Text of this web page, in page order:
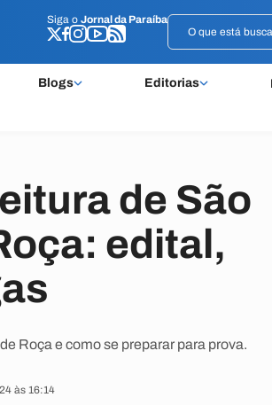
Siga o Jornal da Paraíba
Blogs Editorias
Siga o Jornal da Paraíba
de São
edital,
Roça e como se preparar para prova.
às 16:14